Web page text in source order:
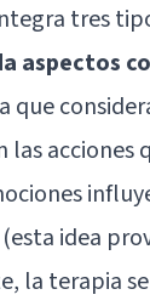
tres
aspectos
que
las
idea
la terapia